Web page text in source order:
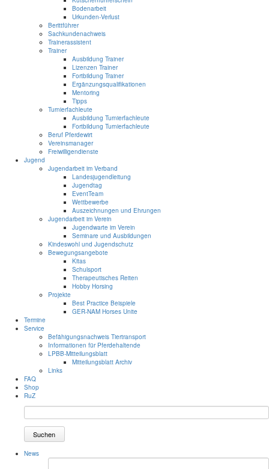
Bodenarbeit
Urkunden-Verlust
Berittführer
Sachkundenachweis
Trainerassistent
Trainer
Ausbildung Trainer
Lizenzen Trainer
Fortbildung Trainer
Ergänzungsqualifikationen
Mentoring
Tipps
Turnierfachleute
Ausbildung Turnierfachleute
Fortbildung Turnierfachleute
Beruf Pferdewirt
Vereinsmanager
Freiwilligendienste
Jugend
Jugendarbeit im Verband
Landesjugendleitung
Jugendtag
EventTeam
Wettbewerbe
Auszeichnungen und Ehrungen
Jugendarbeit im Verein
Jugendwarte im Verein
Seminare und Ausbildungen
Kindeswohl und Jugendschutz
Bewegungsangebote
Kitas
Schulsport
Therapeutisches Reiten
Hobby Horsing
Projekte
Best Practice Beispiele
GER-NAM Horses Unite
Termine
Service
Befähigungsnachweis Tiertransport
Informationen für Pferdehaltende
LPBB-Mitteilungsblatt
Mitteilungsblatt Archiv
Links
FAQ
Shop
RuZ
Suchen
News